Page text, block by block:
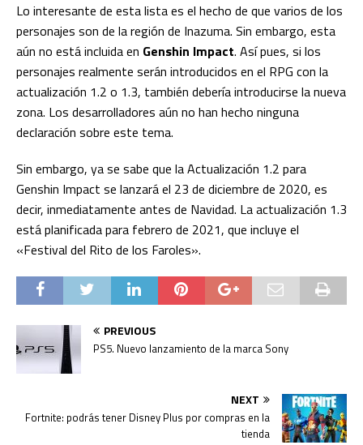
Lo interesante de esta lista es el hecho de que varios de los
personajes son de la región de Inazuma. Sin embargo, esta
aún no está incluida en Genshin Impact. Así pues, si los
personajes realmente serán introducidos en el RPG con la
actualización 1.2 o 1.3, también debería introducirse la nueva
zona. Los desarrolladores aún no han hecho ninguna
declaración sobre este tema.
Sin embargo, ya se sabe que la Actualización 1.2 para
Genshin Impact se lanzará el 23 de diciembre de 2020, es
decir, inmediatamente antes de Navidad. La actualización 1.3
está planificada para febrero de 2021, que incluye el
«Festival del Rito de los Faroles».
PREVIOUS
PS5. Nuevo lanzamiento de la marca Sony
NEXT
Fortnite: podrás tener Disney Plus por compras en la
tienda